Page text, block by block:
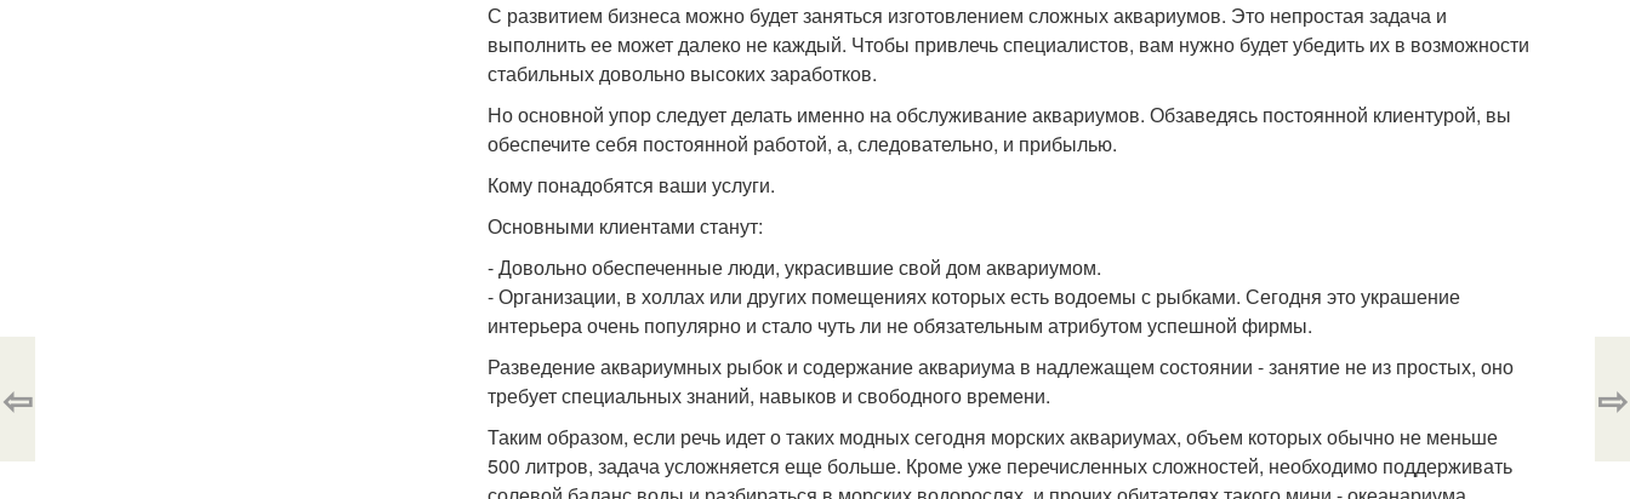
С развитием бизнеса можно будет заняться изготовлением сложных аквариумов. Это непростая задача и
выполнить ее может далеко не каждый. Чтобы привлечь специалистов, вам нужно будет убедить их в возможности
стабильных довольно высоких заработков.
Но основной упор следует делать именно на обслуживание аквариумов. Обзаведясь постоянной клиентурой, вы
обеспечите себя постоянной работой, а, следовательно, и прибылью.
Кому понадобятся ваши услуги.
Основными клиентами станут:
- Довольно обеспеченные люди, украсившие свой дом аквариумом.
- Организации, в холлах или других помещениях которых есть водоемы с рыбками. Сегодня это украшение
интерьера очень популярно и стало чуть ли не обязательным атрибутом успешной фирмы.
Разведение аквариумных рыбок и содержание аквариума в надлежащем состоянии - занятие не из простых, оно
требует специальных знаний, навыков и свободного времени.
Таким образом, если речь идет о таких модных сегодня морских аквариумах, объем которых обычно не меньше
500 литров, задача усложняется еще больше. Кроме уже перечисленных сложностей, необходимо поддерживать
⇦ ⇨